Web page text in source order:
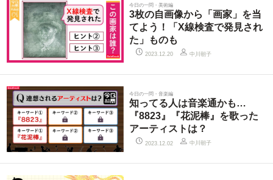
今日の一問・美術編
3枚の自画像から「画家」を当
てよう！「X線検査で発見され
た」ものも
2023.12.20 中川朝子
今日の一問・音楽編
知ってる人は音楽通かも…
『8823』『花泥棒』を歌った
アーティストは？
2023.12.02 中川朝子